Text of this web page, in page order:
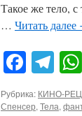
Такое же тело,
… Читать далее
Рубрика: КИНО-
Спенсер, Тела,